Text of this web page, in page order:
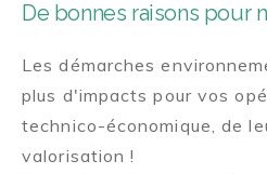
De bonnes raisons pour
Les démarches
plus d'impacts pour vos
technico-économique, de
valorisation !